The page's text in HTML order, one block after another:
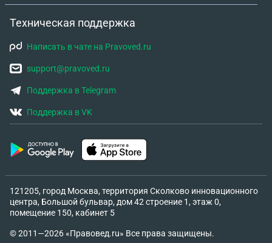
Техническая поддержка
Написать в чате на Pravoved.ru
support@pravoved.ru
Поддержка в Telegram
Поддержка в VK
121205, город Москва, территория Сколково инновационного
центра, Большой бульвар, дом 42 строение 1, этаж 0,
помещение 150, кабинет 5
© 2011—2026 «Правовед.ru» Все права защищены.